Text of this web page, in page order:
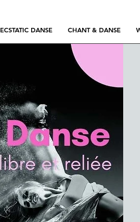
ECSTATIC DANSE CHANT & DANSE